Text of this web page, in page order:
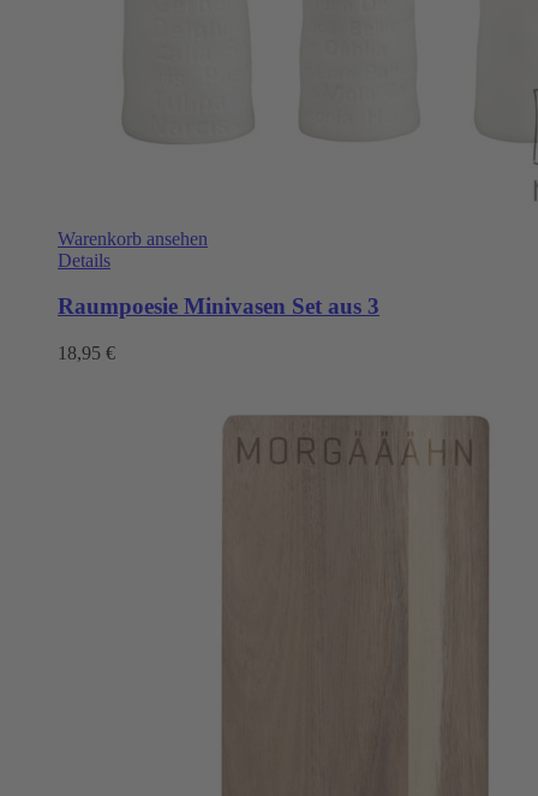
Warenkorb ansehen
Details
Raumpoesie Minivasen Set aus 3
18,95 €